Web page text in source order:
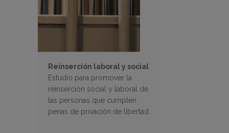
Reinserción laboral y social
Estudio para promover la
reinserción social y laboral de
las personas que cumplen
penas de privación de libertad